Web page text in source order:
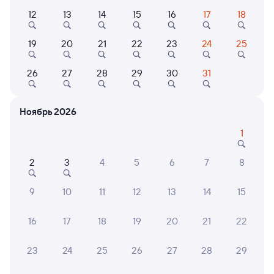
Выберите дату
360С Проходящий
Смоленск Центральный
в Калининград Пасс Южный
17:08 07:08
15 ч в пути
Дни следования ближайшие: 6, 7, 8 августа Маршрут
Плацкарт Купе
Выберите дату
12 13 14 15 16 17 18
19 20 21 22 23 24 25
26 27 28 29 30 31
Ноябрь 2026
1
2 3 4 5 6 7 8
9 10 11 12 13 14 15
16 17 18 19 20 21 22
23 24 25 26 27 28 29